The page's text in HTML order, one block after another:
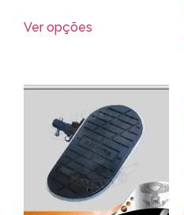
Ver opções